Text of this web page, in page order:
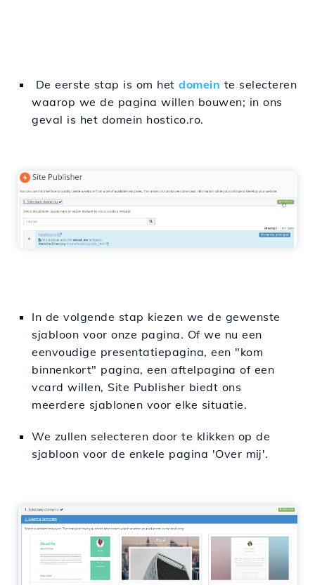
De eerste stap is om het domein te selecteren
waarop we de pagina willen bouwen; in ons
geval is het domein hostico.ro.
In de volgende stap kiezen we de gewenste
sjabloon voor onze pagina. Of we nu een
eenvoudige presentatiepagina, een "kom
binnenkort" pagina, een aftelpagina of een
vcard willen, Site Publisher biedt ons
meerdere sjablonen voor elke situatie.
We zullen selecteren door te klikken op de
sjabloon voor de enkele pagina 'Over mij'.